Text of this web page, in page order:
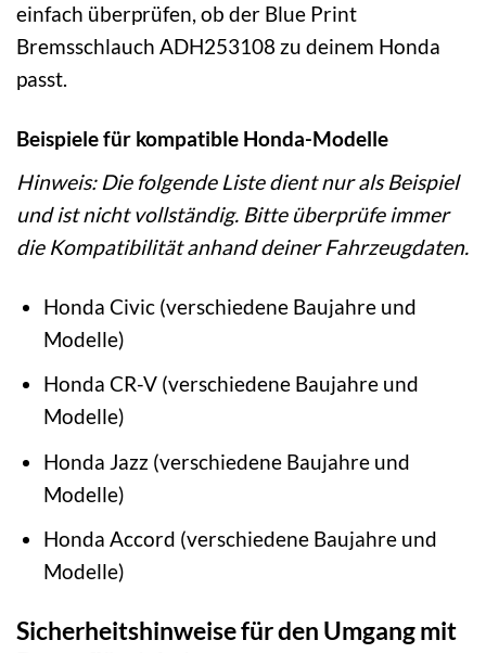
einfach überprüfen, ob der Blue Print
Bremsschlauch ADH253108 zu deinem Honda
passt.
Beispiele für kompatible Honda-Modelle
Hinweis: Die folgende Liste dient nur als Beispiel
und ist nicht vollständig. Bitte überprüfe immer
die Kompatibilität anhand deiner Fahrzeugdaten.
Honda Civic (verschiedene Baujahre und
Modelle)
Honda CR-V (verschiedene Baujahre und
Modelle)
Honda Jazz (verschiedene Baujahre und
Modelle)
Honda Accord (verschiedene Baujahre und
Modelle)
Sicherheitshinweise für den Umgang mit